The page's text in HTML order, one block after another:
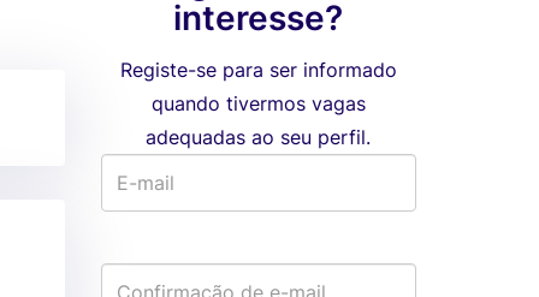
interesse?
Registe-se para ser informado
quando tivermos vagas
adequadas ao seu perfil.